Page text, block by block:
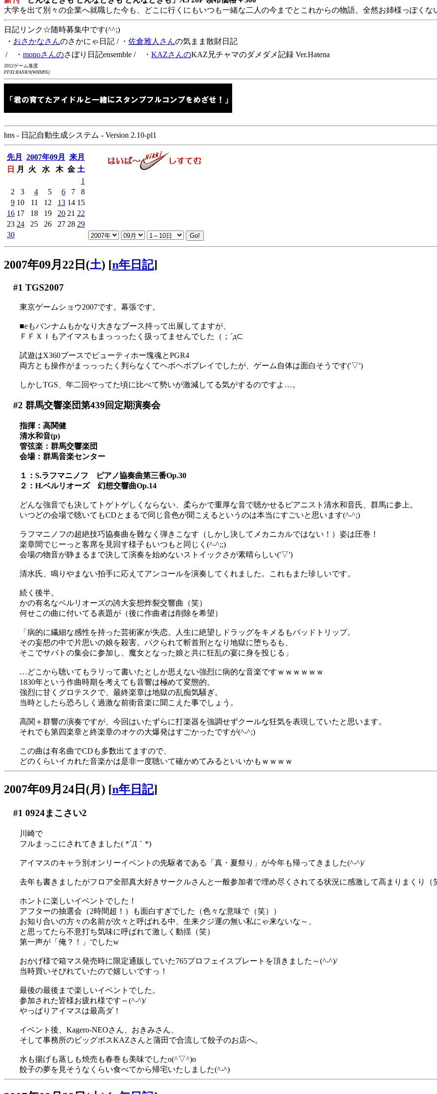
大学を出て別々の企業へ就職した今も、どこに行くにもいつも一緒な二人の今までとこれからの物語。全然お姉様っぽくな
日記リンク☆随時募集中です(^^;)
・ おさかなさんのさかにゃ日記 / ・ 佐倉雅人さんの気まま散財日記
/ ・ monoさんのさぼり日記ensemble / ・ KAZさんのKAZ兄チャマのダメダメ記録 Ver.Hatena
2012ゲーム進度
FFXI:RANK9(WHM95)
hns - 日記自動生成システム - Version 2.10-pl1
先月 2007年09月
来月
日
月 火 水 木 金 土
1
2
3 4 5 6 7
8
9 10 11 12 13 14 15
16 17 18 19 20 21 22
23 24 25 26 27 28 29
30
2007年09月22日(土) [n年日記]
#1 TGS2007
東京ゲームショウ2007です。幕張です。
■eもバンナムもかなり大きなブース持って出展してますが、
ＦＦＸＩもアイマスもまっっったく扱ってませんでした（；´д⊂
試遊はX360ブースでビューティホー塊魂とPGR4
両方とも操作がまっっったく判らなくてヘボヘボプレイでしたが、ゲーム自体は面白そうです('▽')
しかしTGS、年二回やってた頃に比べて勢いが激減してる気がするのですよ…。
#2 群馬交響楽団第439回定期演奏会
指揮：高関健
清水和音(p)
管弦楽：群馬交響楽団
会場：群馬音楽センター
１：S.ラフマニノフ ピアノ協奏曲第三番Op.30
２：H.ベルリオーズ 幻想交響曲Op.14
どんな強音でも決してトゲトゲしくならない、柔らかで重厚な音で聴かせるピアニスト清水和音氏、群馬に参上。
いつどの会場で聴いてもCDとまるで同じ音色が聞こえるというのは本当にすごいと思います(^-^;)
ラフマニノフの超絶技巧協奏曲を難なく弾きこなす（しかし決してメカニカルではない！）姿は圧巻！
楽章間でじーっと客席を見回す様子もいつもと同じく(^-^;;)
会場の物音が静まるまで決して演奏を始めないストイックさが素晴らしい('▽')
清水氏、鳴りやまない拍手に応えてアンコールを演奏してくれました。これもまた珍しいです。
続く後半。
かの有名なベルリオーズの誇大妄想炸裂交響曲（笑）
何せこの曲に付いてる表題が（後に作曲者は削除を希望）
「病的に繊細な感性を持った芸術家が失恋。人生に絶望しドラッグをキメるもバッドトリップ。
その妄想の中で片思いの娘を殺害。パクられて斬首刑となり地獄に堕ちるも、
そこでサバトの集会に参加し、魔女となった娘と共に狂乱の宴に身を投じる」
…どこから聴いてもラリって書いたとしか思えない強烈に病的な音楽ですｗｗｗｗｗｗ
1830年という作曲時期を考えても音響は極めて変態的。
強烈に甘くグロテスクで、最終楽章は地獄の乱痴気騒ぎ。
当時としたら恐ろしく過激な前衛音楽に聞こえた事でしょう。
高関＋群響の演奏ですが、今回はいたずらに打楽器を強調せずクールな狂気を表現していたと思います。
それでも第四楽章と終楽章のオケの大爆発はすごかったですが(^-^;)
この曲は有名曲でCDも多数出てますので、
どのくらいイカれた音楽かは是非一度聴いて確かめてみるといいかもｗｗｗｗ
2007年09月24日(月) [n年日記]
#1 0924まこさい2
川崎で
フルまっこにされてきました( *´Д｀*)
アイマスのキャラ別オンリーイベントの先駆者である「真・夏祭り」が今年も帰ってきました(^-^)/
去年も書きましたがフロア全部真大好きサークルさんと一般参加者で埋め尽くされてる状況に感激して高まりまくり（
ホントに楽しいイベントでした！
アフターの抽選会（2時間超！）も面白すぎでした（色々な意味で（笑））
お知り合いの方々の名前が次々と呼ばれる中、生来クジ運の無い私にゃ来ないな～、
と思ってたら不意打ち気味に呼ばれて激しく動揺（笑）
第一声が「俺？！」でしたw
おかげ様で箱マス発売時に限定通販していた765プロフェイスプレートを頂きました～(^-^)/
当時買いそびれていたので嬉しいですっ！
最後の最後まで楽しいイベントでした。
参加された皆様お疲れ様です～(^-^)/
やっぱりアイマスは最高ダ！
イベント後、Kagero-NEOさん、おきみさん、
そして事務所のビッグボスKAZさんと蒲田で合流して餃子のお店へ。
水も揚げも蒸しも焼売も春巻も美味でしたo(^▽^)o
餃子の夢を見そうなくらい食べてから帰宅いたしました(^-^)